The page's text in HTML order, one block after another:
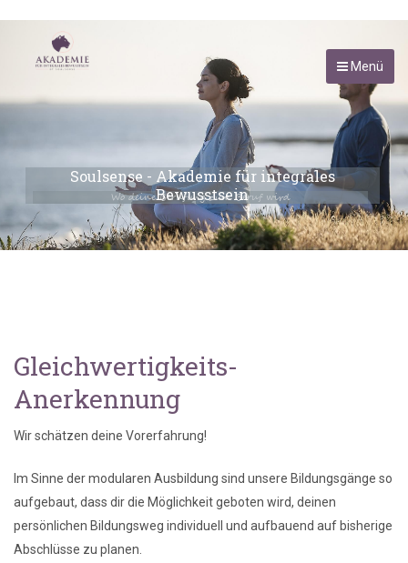
Menü
Wo deine Berufung zum Beruf wird
Soulsense - Akademie für integrales
Bewusstsein
Gleichwertigkeits-
Anerkennung
Wir schätzen deine Vorerfahrung!
Im Sinne der modularen Ausbildung sind unsere Bildungsgänge so
aufgebaut, dass dir die Möglichkeit geboten wird, deinen
persönlichen Bildungsweg individuell und aufbauend auf bisherige
Abschlüsse zu planen.